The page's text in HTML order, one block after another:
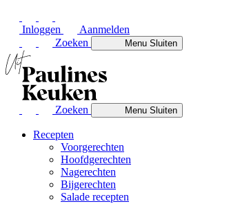
Inloggen
Aanmelden
Zoeken
MenuSluiten
Zoeken MenuSluiten
Recepten
Voorgerechten
Hoofdgerechten
Nagerechten
Bijgerechten
Salade recepten